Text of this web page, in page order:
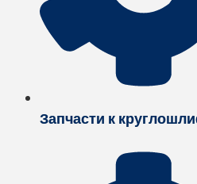
Запчасти к